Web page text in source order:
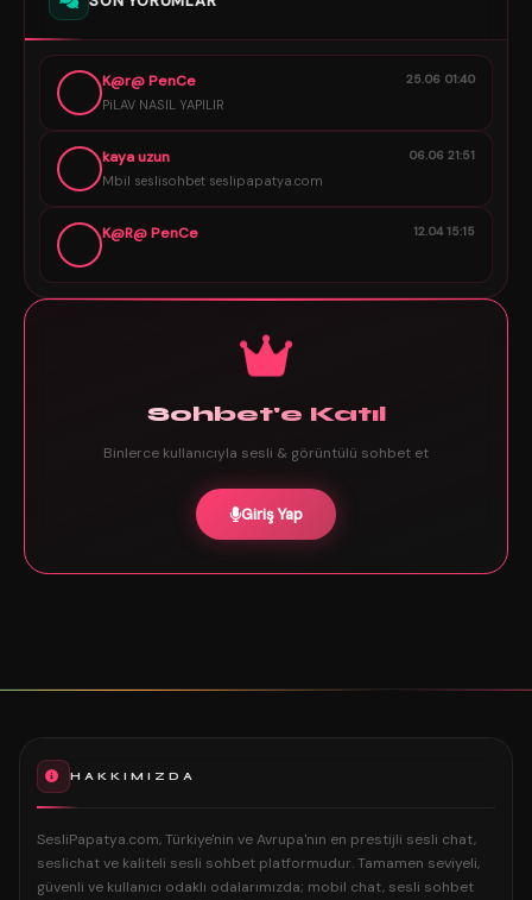
K@r@ PenCe
PiLAV NASIL YAPILIR
25.06 01:40
kaya uzun
Mbil seslisohbet seslipapatya.com
06.06 21:51
K@R@ PenCe 12.04 15:15
Sohbet'e Katıl
Binlerce kullanıcıyla sesli & görüntülü sohbet et
Giriş Yap
HAKKIMIZDA
SesliPapatya.com, Türkiye'nin ve Avrupa'nın en prestijli sesli chat,
seslichat ve kaliteli sesli sohbet platformudur. Tamamen seviyeli,
güvenli ve kullanıcı odaklı odalarımızda; mobil chat, sesli sohbet